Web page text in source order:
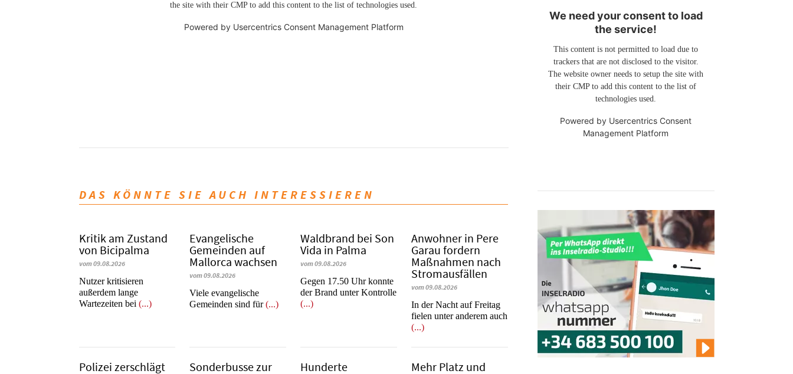
the site with their CMP to add this content to the list of technologies used.
Powered by Usercentrics Consent Management Platform
DAS KÖNNTE SIE AUCH INTERESSIEREN
Kritik am Zustand
von Bicipalma
vom 09.08.2026
Nutzer kritisieren
außerdem lange
Wartezeiten bei (...)
Evangelische
Gemeinden auf
Mallorca wachsen
vom 09.08.2026
Viele evangelische
Gemeinden sind für(...)
Waldbrand bei Son
Vida in Palma
vom 09.08.2026
Gegen 17.50 Uhr konnte
der Brand unter Kontrolle
(...)
Anwohner in Pere
Garau fordern
Maßnahmen nach
Stromausfällen
vom 09.08.2026
In der Nacht auf Freitag
fielen unter anderem auch
(...)
Polizei zerschlägt
Sonderbusse zur
Hunderte
Mehr Platz und
We need your consent to load
the service!
This content is not permitted to load due to
trackers that are not disclosed to the visitor.
The website owner needs to setup the site with
their CMP to add this content to the list of
technologies used.
Powered by Usercentrics Consent
Management Platform